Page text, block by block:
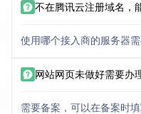
不在腾讯云注册域名，
使用哪个接入商的服务器
网站网页未做好需要办
需要备案，可以在备案时